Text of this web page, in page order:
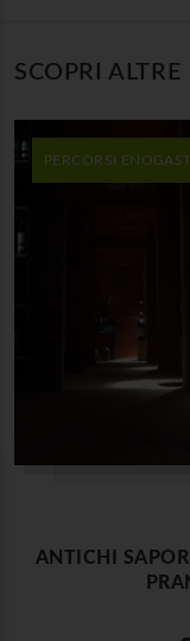
SCOPRI ALTRE
PERCORSI
ANTICHI